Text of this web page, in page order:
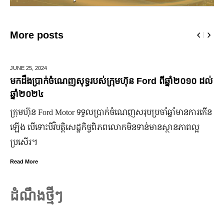
More posts
នាំ២០១០ ដល់
ាំមានការកើន
ថានភាពល្អ
មកស្គាល់ពីប្រេននៃ​ fashion គ្រឿងពេជ្ររបស់ស
មហាជន​ពិតជា​ស្គាល់​សេដ្ឋី​នី ម៉ៅ ចំណាន បាន​យ៉ាង​
កិត្តិយស កេរ្តិ៍ឈ្មោះ និង​ស្នាដៃ​ក្នុង​សង្គម។ សេដ្ឋី​នី​រូ
ដំណឹងថ្មីៗ